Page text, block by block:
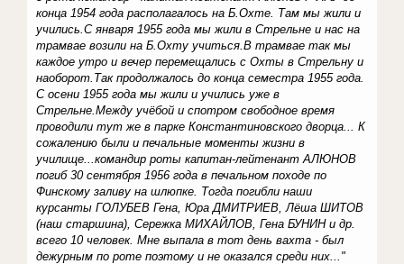
конца 1954 года располагалось на Б.Охте. Там мы жили и
учились.С января 1955 года мы жили в Стрельне и нас на
трамвае возили на Б.Охту учиться.В трамвае так мы
каждое утро и вечер перемещались с Охты в Стрельну и
наоборот.Так продолжалось до конца семестра 1955 года.
С осени 1955 года мы жили и учились уже в
Стрельне.Между учёбой и спотром свободное время
проводили тут же в парке Константиновского дворца... К
сожалению были и печальные моменты жизни в
училище...командир роты капитан-лейтенант АЛЮНОВ
погиб 30 сентября 1956 года в печальном походе по
Финскому заливу на шлюпке. Тогда погибли наши
курсанты ГОЛУБЕВ Гена, Юра ДМИТРИЕВ, Лёша ШИТОВ
(наш старшина), Сережка МИХАЙЛОВ, Гена БУНИН и др.
всего 10 человек. Мне выпала в тот день вахта - был
дежурным по роте поэтому и не оказался среди них..."